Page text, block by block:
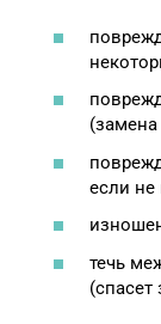
(замена
если не
течь
(спасет